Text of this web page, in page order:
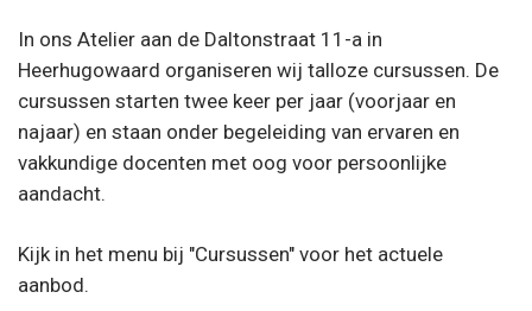
In ons Atelier aan de Daltonstraat 11-a in
Heerhugowaard organiseren wij talloze cursussen. De
cursussen starten twee keer per jaar (voorjaar en
najaar) en staan onder begeleiding van ervaren en
vakkundige docenten met oog voor persoonlijke
aandacht.
Kijk in het menu bij "Cursussen" voor het actuele
aanbod.